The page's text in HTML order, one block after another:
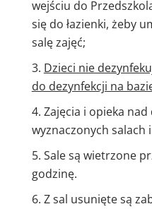
wejściu do
się do łazienki, żeby
salę zajęć;
Dzieci nie
do dezynfekcji na
Zajęcia i opieka
wyznaczonych salach
Sale są wietrzone
godzinę.
Z sal usunięte są